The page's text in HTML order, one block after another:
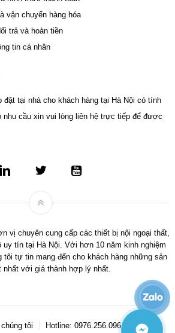
vận chuyển hàng hóa
trả và hoàn tiền
tin cá nhân
đặt tại nhà cho khách hàng tại Hà Nội có tính
nhu cầu xin vui lòng liên hệ trực tiếp để được
vị chuyên cung cấp các thiết bị nội ngoại thất,
uy tín tại Hà Nội. Với hơn 10 năm kinh nghiệm
tôi tự tin mang đến cho khách hàng những sản
nhất với giá thành hợp lý nhất.
chúng tôi Hotline: 0976.256.096